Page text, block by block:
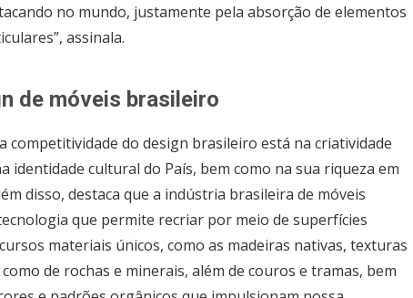
no mundo, justamente pela absorção de elementos
assinala.
de móveis brasileiro
competitividade do design brasileiro está na criatividade
identidade cultural do País, bem como na sua riqueza em
disso, destaca que a indústria brasileira de móveis
que permite recriar por meio de superfícies
materiais únicos, como as madeiras nativas, texturas
de rochas e minerais, além de couros e tramas, bem